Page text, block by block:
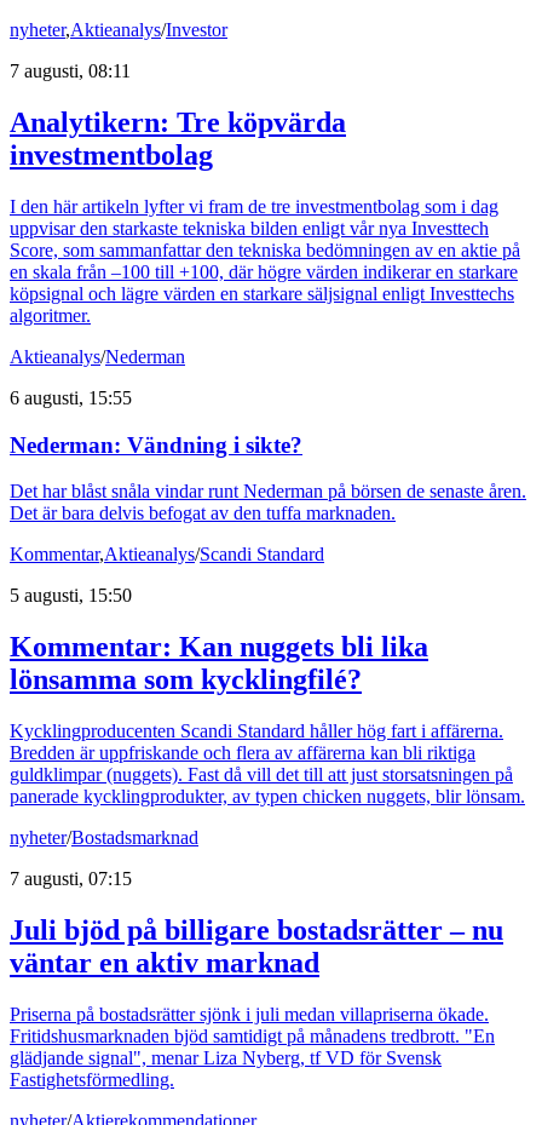
nyheter,Aktieanalys/Investor
7 augusti, 08:11
Analytikern: Tre köpvärda
investmentbolag
I den här artikeln lyfter vi fram de tre investmentbolag som i dag
uppvisar den starkaste tekniska bilden enligt vår nya Investtech
Score, som sammanfattar den tekniska bedömningen av en aktie på
en skala från –100 till +100, där högre värden indikerar en starkare
köpsignal och lägre värden en starkare säljsignal enligt Investtechs
algoritmer.
Aktieanalys/Nederman
6 augusti, 15:55
Nederman: Vändning i sikte?
Det har blåst snåla vindar runt Nederman på börsen de senaste åren.
Det är bara delvis befogat av den tuffa marknaden.
Kommentar,Aktieanalys/Scandi Standard
5 augusti, 15:50
Kommentar: Kan nuggets bli lika
lönsamma som kycklingfilé?
Kycklingproducenten Scandi Standard håller hög fart i affärerna.
Bredden är uppfriskande och flera av affärerna kan bli riktiga
guldklimpar (nuggets). Fast då vill det till att just storsatsningen på
panerade kycklingprodukter, av typen chicken nuggets, blir lönsam.
nyheter/Bostadsmarknad
7 augusti, 07:15
Juli bjöd på billigare bostadsrätter – nu
väntar en aktiv marknad
Priserna på bostadsrätter sjönk i juli medan villapriserna ökade.
Fritidshusmarknaden bjöd samtidigt på månadens tredbrott. "En
glädjande signal", menar Liza Nyberg, tf VD för Svensk
Fastighetsförmedling.
nyheter/Aktierekommendationer